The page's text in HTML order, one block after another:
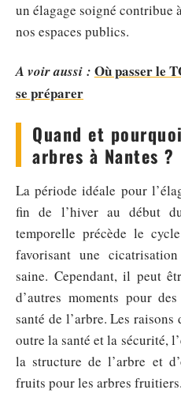
un élagage soigné contribue
nos espaces publics.
A voir aussi : Où passer le
se préparer
Quand et
arbres à Nantes ?
La période idéale pour
fin de l’hiver au début
temporelle précède le
favorisant une
saine. Cependant, il peut
d’autres moments pour
santé de l’arbre. Les raisons
outre la santé et la sécurité,
la structure de l’arbre et
fruits pour les arbres fruitiers.